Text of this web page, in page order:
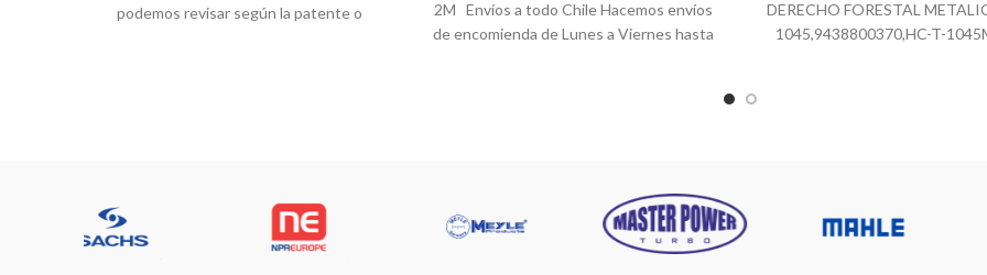
podemos revisar según la patente o
2M Envíos a todo Chile Hacemos envíos
de encomienda de Lunes a Viernes hasta
DERECHO FORESTAL
1045,9438800370,HC-T-